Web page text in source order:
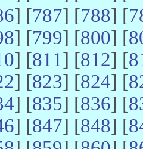
] [787] [788] [
] [799] [800] [
] [811] [812] [
] [823] [824] [
] [835] [836] [
] [847] [848] [